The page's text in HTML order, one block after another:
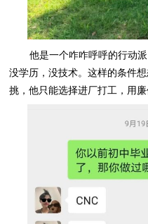
他是一个咋咋呼呼的行动
没学历，没技术。这样的条件
挑，他只能选择进厂打工，用